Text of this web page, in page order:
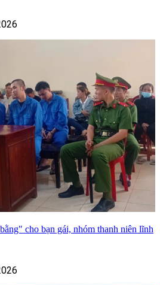
cho bạn gái, nhóm thanh niên lĩnh